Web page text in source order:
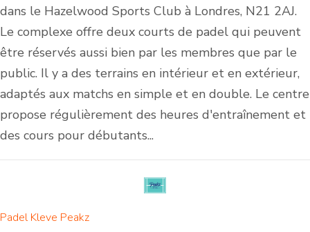
dans le Hazelwood Sports Club à Londres, N21 2AJ.
Le complexe offre deux courts de padel qui peuvent
être réservés aussi bien par les membres que par le
public. Il y a des terrains en intérieur et en extérieur,
adaptés aux matchs en simple et en double. Le centre
propose régulièrement des heures d'entraînement et
des cours pour débutants...
Padel Kleve Peakz